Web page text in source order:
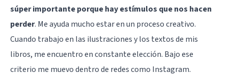
súper importante porque hay estímulos que nos hacen
perder. Me ayuda mucho estar en un proceso creativo.
Cuando trabajo en las ilustraciones y los textos de mis
libros, me encuentro en constante elección. Bajo ese
criterio me muevo dentro de redes como Instagram.